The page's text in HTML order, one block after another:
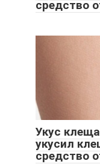
средство
Укус
укусил
средство